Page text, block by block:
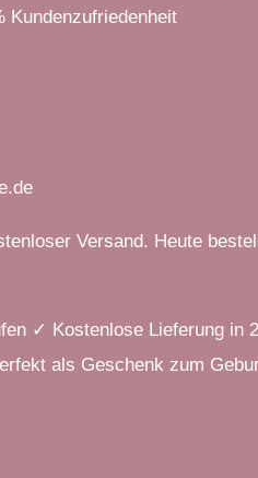
Versand. Heute
✓ Kostenlose Lieferung in
als Geschenk zum